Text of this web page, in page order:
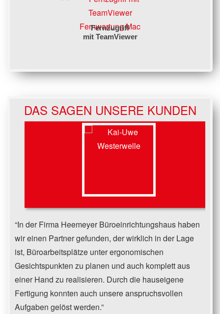
Fernzugriff
mit TeamViewer
Fernwartung Mac
DAS SAGEN UNSERE KUNDEN
In der Firma Heemeyer Büroeinrichtungshaus haben
wir einen Partner gefunden, der wirklich in der Lage
ist, Büroarbeitsplätze unter ergonomischen
Gesichtspunkten zu planen und auch komplett aus
einer Hand zu realisieren. Durch die hauseigene
Fertigung konnten auch unsere anspruchsvollen
Aufgaben gelöst werden.